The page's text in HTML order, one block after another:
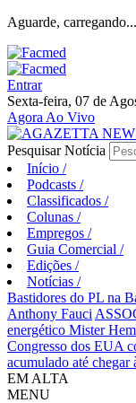
Aguarde, carregando...
Entrar
Sexta-feira, 07 de
Agora Ao Vivo
Pesquisar Notícia
Início /
Podcasts /
Classificados /
Colunas /
Empregos /
Guia Comercial /
Edições /
Notícias /
Bastidores do PL na
Anthony Fauci
energético Mister
Congresso dos EUA
acumulado até chegar
EM ALTA
MENU